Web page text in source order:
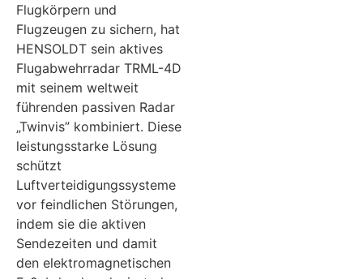
Flugkörpern und
Flugzeugen zu sichern, hat
HENSOLDT sein aktives
Flugabwehrradar TRML-4D
mit seinem weltweit
führenden passiven Radar
„Twinvis” kombiniert. Diese
leistungsstarke Lösung
schützt
Luftverteidigungssysteme
vor feindlichen Störungen,
indem sie die aktiven
Sendezeiten und damit
den elektromagnetischen